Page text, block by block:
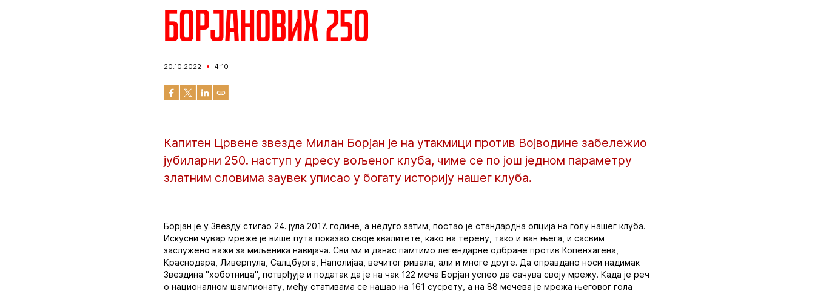
Борјанових 250
20.10.2022 4:10
Капитен Црвене звезде Милан Борјан је на утакмици против Војводине забележио
јубиларни 250. наступ у дресу вољеног клуба, чиме се по још једном параметру
златним словима заувек уписао у богату историју нашег клуба.
Борјан је у Звезду стигао 24. јула 2017. године, а недуго затим, постао је стандардна опција на голу нашег клуба.
Искусни чувар мреже је више пута показао своје квалитете, како на терену, тако и ван њега, и сасвим
заслужено важи за миљеника навијача. Сви ми и данас памтимо легендарне одбране против Копенхагена,
Краснодара, Ливерпула, Салцбурга, Наполијаа, вечитог ривала, али и многе друге. Да оправдано носи надимак
Звездина "хоботница", потврђује и податак да је на чак 122 меча Борјан успео да сачува своју мрежу. Када је реч
о националном шампионату, међу стативама се нашао на 161 сусрету, а на 88 мечева је мрежа његовог гола